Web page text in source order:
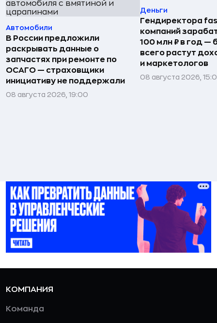
Автомобили
В России предложили
раскрывать данные о
запчастях при ремонте по
ОСАГО — страховщики
инициативу не поддержали
08 августа 2026, 19:00
Деньги
Гендиректора
компаний
100 млн ₽ в год —
всего растут
и маркетологов
08 августа 2026,
КОМПАНИЯ
Команда